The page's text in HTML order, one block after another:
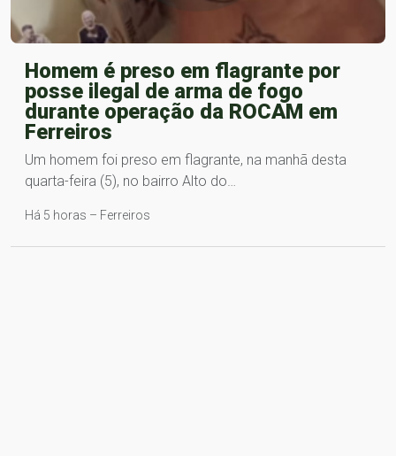
Homem é preso em flagrante por
posse ilegal de arma de fogo
durante operação da ROCAM em
Ferreiros
Um homem foi preso em flagrante, na manhã desta
quarta-feira (5), no bairro Alto do…
Há 5 horas – Ferreiros